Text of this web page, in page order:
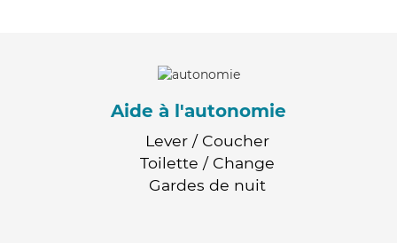
Aide à l'autonomie
Lever / Coucher
Toilette / Change
Gardes de nuit